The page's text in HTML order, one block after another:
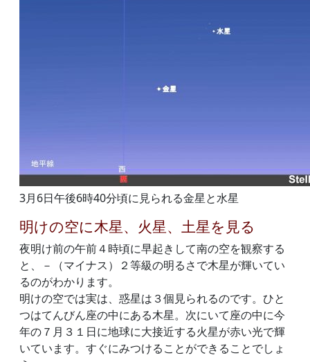
3月6日午後6時40分頃に見られる金星と水星
明けの空に木星、火星、土星を見る
夜明け前の午前４時頃に早起きして南の空を観察する
と、－（マイナス）２等級の明るさで木星が輝いてい
るのがわかります。
明けの空では実は、惑星は３個見られるのです。ひと
つはてんびん座の中にある木星。次にいて座の中に今
年の７月３１日に地球に大接近する火星が赤い光で輝
いています。すぐにみつけることができることでしょ